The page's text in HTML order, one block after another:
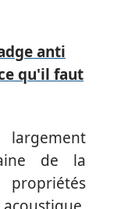
anti
qu'il faut
de la